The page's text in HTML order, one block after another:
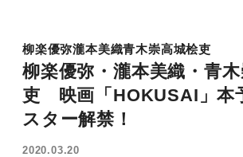
柳楽優弥瀧本美織青木崇高城桧吏
柳楽優弥・瀧本美織・青
吏 映画「HOKUSAI」本
スター解禁！
2020.03.20